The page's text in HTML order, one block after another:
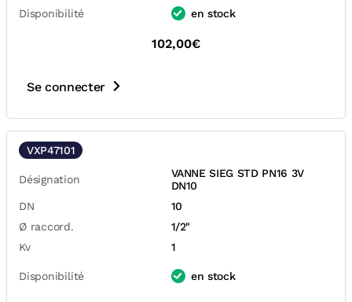
Disponibilité en stock
102,00€
Se connecter
VXP47101
Désignation
VANNE SIEG STD PN16 3V
DN10
DN
10
Ø raccord.
1/2"
Kv
1
Disponibilité en stock